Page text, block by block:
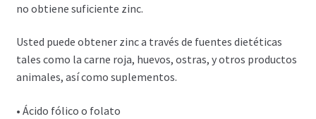
no obtiene suficiente zinc.
Usted puede obtener zinc a través de fuentes dietéticas
tales como la carne roja, huevos, ostras, y otros productos
animales, así como suplementos.
• Ácido fólico o folato